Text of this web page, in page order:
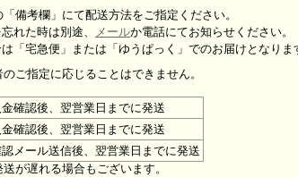
備考欄」にて配送方法をご指定ください。
れた時は別途、
メールか電話にてお知らせください。
「宅急便」または「ゆうぱっく」でのお届けとなりま
ご指定に応じることはできません。
金確認後、翌営業日までに発送
金確認後、翌営業日までに発送
メール送信後、翌営業日までに発送
が遅れる場合もございます。